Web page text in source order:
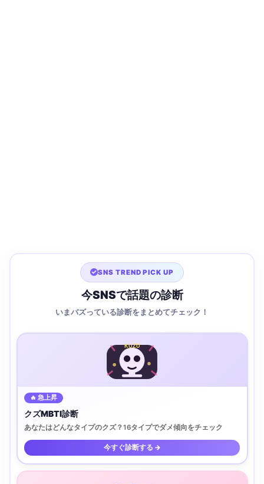
SNS TREND PICK UP
今SNSで話題の診断
いまバズっている診断をまとめてチェック！
KUZU
🔥 急上昇
クズMBTI診断
あなたはどんなタイプのクズ？16タイプでダメ傾向をチェック
今すぐ診断する →